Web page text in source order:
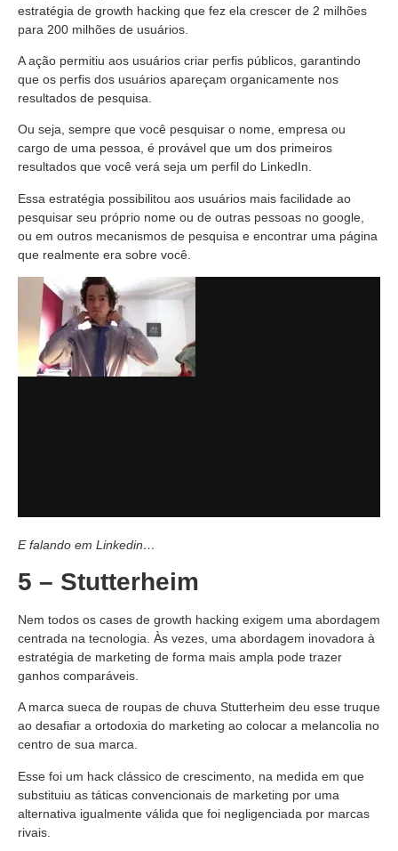
estratégia de growth hacking que fez ela crescer de 2 milhões
para 200 milhões de usuários.
A ação permitiu aos usuários criar perfis públicos, garantindo
que os perfis dos usuários apareçam organicamente nos
resultados de pesquisa.
Ou seja, sempre que você pesquisar o nome, empresa ou
cargo de uma pessoa, é provável que um dos primeiros
resultados que você verá seja um perfil do LinkedIn.
Essa estratégia possibilitou aos usuários mais facilidade ao
pesquisar seu próprio nome ou de outras pessoas no google,
ou em outros mecanismos de pesquisa e encontrar uma página
que realmente era sobre você.
E falando em Linkedin…
5 – Stutterheim
Nem todos os cases de growth hacking exigem uma abordagem
centrada na tecnologia. Às vezes, uma abordagem inovadora à
estratégia de marketing de forma mais ampla pode trazer
ganhos comparáveis.
A marca sueca de roupas de chuva Stutterheim deu esse truque
ao desafiar a ortodoxia do marketing ao colocar a melancolia no
centro de sua marca.
Esse foi um hack clássico de crescimento, na medida em que
substituiu as táticas convencionais de marketing por uma
alternativa igualmente válida que foi negligenciada por marcas
rivais.